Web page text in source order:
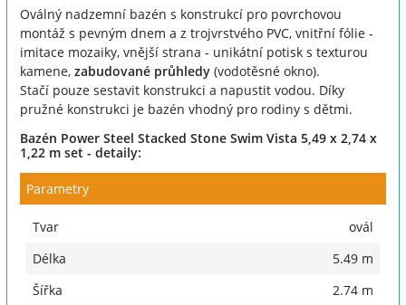
Oválný nadzemní bazén s konstrukcí pro povrchovou
montáž s pevným dnem a z trojvrstvého PVC, vnitřní fólie -
imitace mozaiky, vnější strana - unikátní potisk s texturou
kamene, zabudované průhledy (vodotěsné okno).
Stačí pouze sestavit konstrukci a napustit vodou. Díky
pružné konstrukci je bazén vhodný pro rodiny s dětmi.
Bazén Power Steel Stacked Stone Swim Vista 5,49 x 2,74 x
1,22 m set - detaily:
Parametry
Tvar
ovál
Délka
5.49 m
Šířka
2.74 m